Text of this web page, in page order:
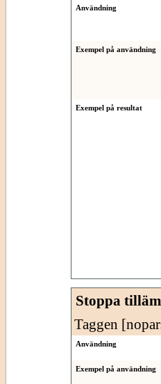
Användning
Exempel på användning
Exempel på resultat
Stoppa
Taggen
Användning
Exempel på användning